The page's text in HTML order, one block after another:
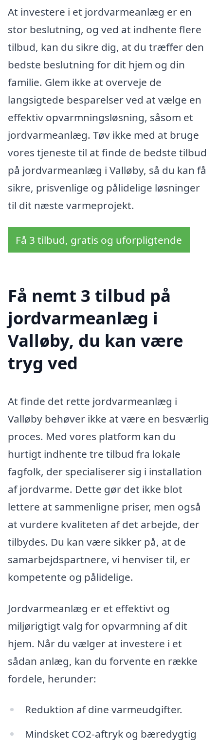
At investere i et jordvarmeanlæg er en
stor beslutning, og ved at indhente flere
tilbud, kan du sikre dig, at du træffer den
bedste beslutning for dit hjem og din
familie. Glem ikke at overveje de
langsigtede besparelser ved at vælge en
effektiv opvarmningsløsning, såsom et
jordvarmeanlæg. Tøv ikke med at bruge
vores tjeneste til at finde de bedste tilbud
på jordvarmeanlæg i Valløby, så du kan få
sikre, prisvenlige og pålidelige løsninger
til dit næste varmeprojekt.
Få 3 tilbud, gratis og uforpligtende
Få nemt 3 tilbud på
jordvarmeanlæg i
Valløby, du kan være
tryg ved
At finde det rette jordvarmeanlæg i
Valløby behøver ikke at være en besværlig
proces. Med vores platform kan du
hurtigt indhente tre tilbud fra lokale
fagfolk, der specialiserer sig i installation
af jordvarme. Dette gør det ikke blot
lettere at sammenligne priser, men også
at vurdere kvaliteten af det arbejde, der
tilbydes. Du kan være sikker på, at de
samarbejdspartnere, vi henviser til, er
kompetente og pålidelige.
Jordvarmeanlæg er et effektivt og
miljørigtigt valg for opvarmning af dit
hjem. Når du vælger at investere i et
sådan anlæg, kan du forvente en række
fordele, herunder:
Reduktion af dine varmeudgifter.
Mindsket CO2-aftryk og bæredygtig